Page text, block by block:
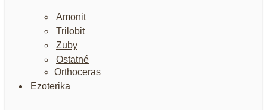
Amonit
Trilobit
Zuby
Ostatné
Orthoceras
Ezoterika